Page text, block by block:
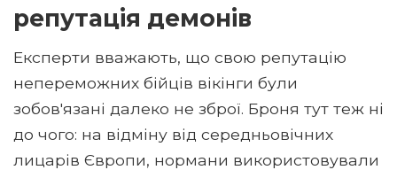
репутація демонів
Експерти вважають, що свою репутацію
непереможних бійців вікінги були
зобов'язані далеко не зброї. Броня тут теж ні
до чого: на відміну від середньовічних
лицарів Європи, нормани використовували